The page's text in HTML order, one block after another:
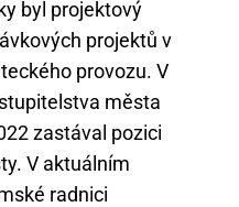
byl projektový
projektů v
provozu. V
města
zastával pozici
V aktuálním
radnici